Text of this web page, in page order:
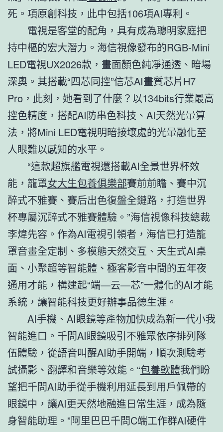
死。項原創科技，此中包括106項AI專利。
電視是客堂的配角，具有成為聰明家庭把
持中樞的宏大潛力。海信視像發布的RGB-Mini
LED電視UX2026款，畫面顏色純凈通透、暗場
深奧。其搭載“四芯同控”信芯AI畫質芯片H7
Pro，此刻，她看到了什麼？以134bits行業最高
控色精度，搭配AI防串色科技、AI天然光暈算
法，將Mini LED電視明暗接壤處的光暈融化至
人眼難以感知的水平。
“這款超旗艦電視還搭載AI全景世界杯效
能，籠罩女大生包養俱樂部賽前前瞻、賽中沉
醉式不雅賽、賽后出色復盤全鏈路，打造世界
杯專屬沉醉式不雅賽體驗。”海信視像科技總裁
李煒先容。作為AI電視引領者，海信已打造籠
罩音畫全定制、多模態天然交互、天生式AI桌
面、小聚超等智能體、極客影音中間的五年夜
通用才能，構建起“端—云—芯”一體化的AI才能
系統，讓智能科技更好辦事品德生涯。
AI手機、AI眼鏡等產物加快成為新一代小我
智能進口。千問AI眼鏡吸引不雅眾依序排列隊
伍體驗，從語音叫醒AI助手開端，順次測驗考
試攝影、翻譯和音樂等效能。“包養軟體我們盼
望把千問AI助手從手機利用延長到用戶佩帶的
眼鏡中，讓AI更天然地融進日常生涯，成為隨
身智能助理。”阿里巴巴千問C端工作群AI硬件